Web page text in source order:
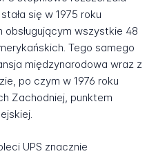
się w 1975 roku
wszystkie 48
Tego samego
międzynarodowa wraz z
po czym w 1976 roku
Zachodniej, punktem
UPS znacznie